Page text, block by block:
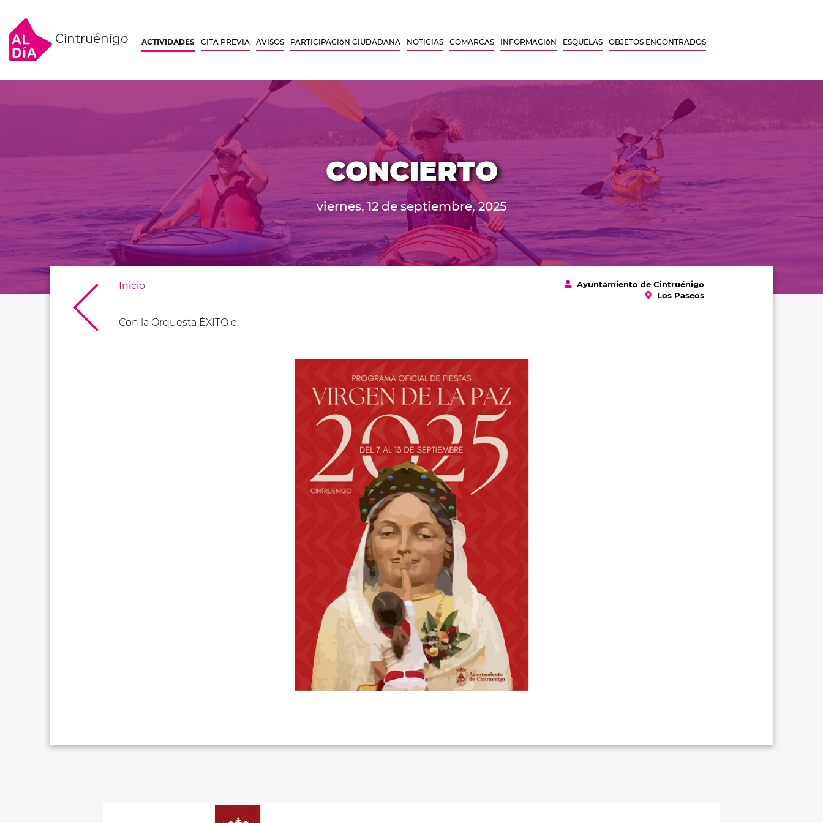
Cintruénigo ACTIVIDADES CITA PREVIA AVISOS PARTICIPACIóN CIUDADANA NOTICIAS COMARCAS INFORMACIóN ESQUELAS OBJETOS ENCONTRADOS
CONCIERTO
viernes, 12 de septiembre, 2025
Inicio
Ayuntamiento de Cintruénigo
Los Paseos
Con la Orquesta ÉXITO e.